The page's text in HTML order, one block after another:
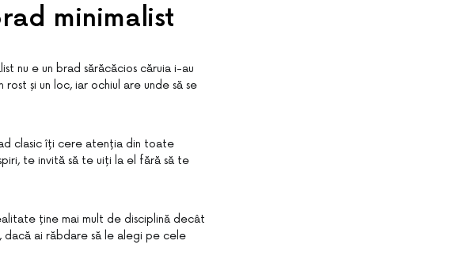
minimalist
nu e un brad sărăcăcios căruia i-au
și un loc, iar ochiul are unde să se
clasic îți cere atenția din toate
te invită să te uiți la el fără să te
ține mai mult de disciplină decât
dacă ai răbdare să le alegi pe cele